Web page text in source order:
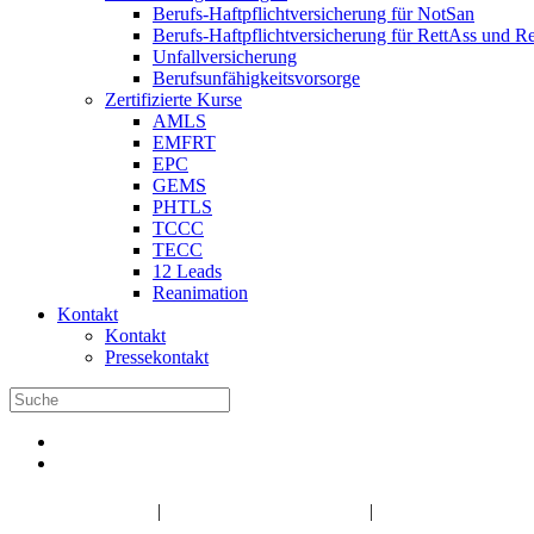
Berufs-Haftpflichtversicherung für NotSan
Berufs-Haftpflichtversicherung für RettAss und
Unfallversicherung
Berufsunfähigkeitsvorsorge
Zertifizierte Kurse
AMLS
EMFRT
EPC
GEMS
PHTLS
TCCC
TECC
12 Leads
Reanimation
Kontakt
Kontakt
Pressekontakt
| |